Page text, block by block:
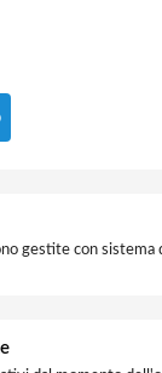
gestite con sistema